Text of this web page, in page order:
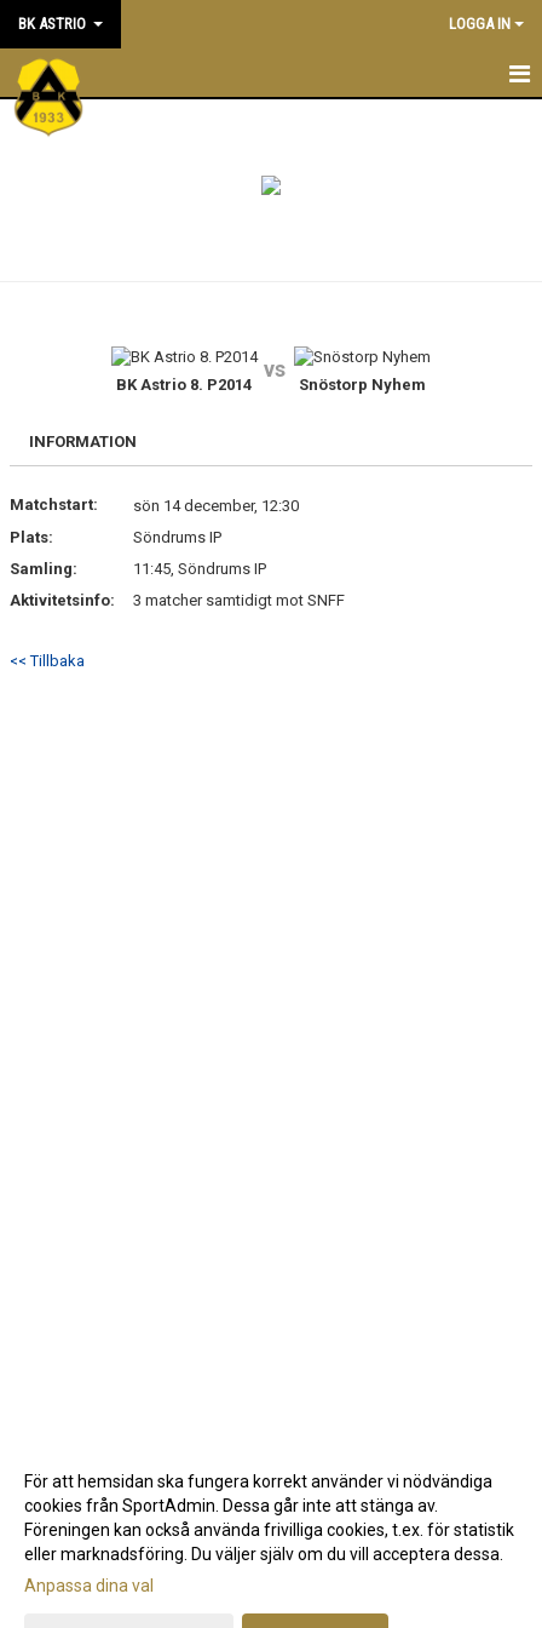
BK ASTRIO LOGGA IN
HEM
BLI MEDLEM
SÖNDRUMS IP
TRYGG I ASTRIO
BK ASTRIO LOPPIS & CAFÉ
BK Astrio 8. P2014
vs
Snöstorp Nyhem
INFORMATION
Matchstart:
sön 14 december, 12:30
Plats:
Söndrums IP
Samling:
11:45, Söndrums IP
Aktivitetsinfo:
3 matcher samtidigt mot SNFF
<< Tillbaka
Gå till Webbversion
För att hemsidan ska fungera korrekt använder vi nödvändiga
cookies från SportAdmin. Dessa går inte att stänga av.
Föreningen kan också använda frivilliga cookies, t.ex. för statistik
eller marknadsföring. Du väljer själv om du vill acceptera dessa.
Anpassa dina val